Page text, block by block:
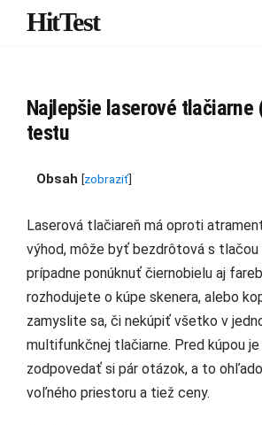
HitTest
Najlepšie laserové tlačiarne
testu
Obsah [zobraziť]
Laserová tlačiareň má oproti
výhod, môže byť bezdrôtová s tlačou
prípadne ponúknuť čiernobielu aj
rozhodujete o kúpe skenera, alebo
zamyslite sa, či nekúpiť všetko v
multifunkčnej tlačiarne. Pred kúpou
zodpovedať si pár otázok, a to
voľného priestoru a tiež ceny.